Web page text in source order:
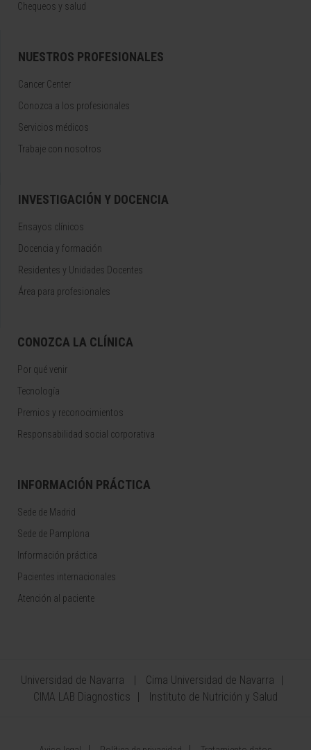
Chequeos y salud
NUESTROS PROFESIONALES
Cancer Center
Conozca a los profesionales
Servicios médicos
Trabaje con nosotros
INVESTIGACIÓN Y DOCENCIA
Ensayos clínicos
Docencia y formación
Residentes y Unidades Docentes
Área para profesionales
CONOZCA LA CLÍNICA
Por qué venir
Tecnología
Premios y reconocimientos
Responsabilidad social corporativa
INFORMACIÓN PRÁCTICA
Sede de Madrid
Sede de Pamplona
Información práctica
Pacientes internacionales
Atención al paciente
Universidad de Navarra
Cima Universidad de Navarra
CIMA LAB Diagnostics
Instituto de Nutrición y Salud